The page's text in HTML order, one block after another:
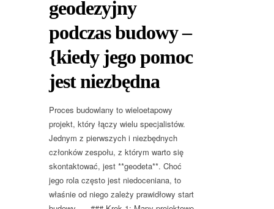
geodezyjny
podczas budowy –
{kiedy jego pomoc
jest niezbędna
Proces budowlany to wieloetapowy
projekt, który łączy wielu specjalistów.
Jednym z pierwszych i niezbędnych
członków zespołu, z którym warto się
skontaktować, jest **geodeta**. Choć
jego rola często jest niedoceniana, to
właśnie od niego zależy prawidłowy start